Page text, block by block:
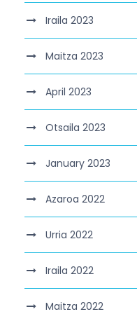
Iraila 2023
Maitza 2023
April 2023
Otsaila 2023
January 2023
Azaroa 2022
Urria 2022
Iraila 2022
Maitza 2022